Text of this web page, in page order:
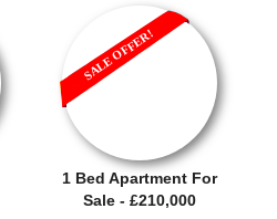
1 Bed Apartment For
Sale - £210,000
SALE OFFER!